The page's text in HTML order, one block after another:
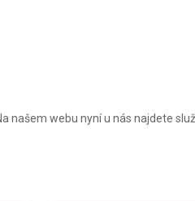
našem webu nyní u nás najdete